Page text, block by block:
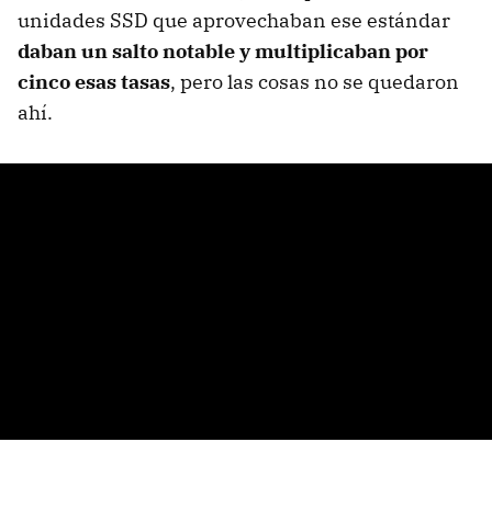
unidades SSD que aprovechaban ese estándar
daban un salto notable y multiplicaban por
cinco esas tasas, pero las cosas no se quedaron
ahí.